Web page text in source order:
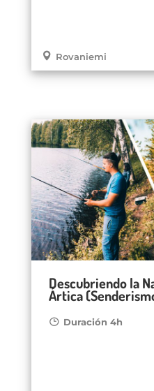
Rovaniemi
Descubriendo la
Ártica
Duración 4h